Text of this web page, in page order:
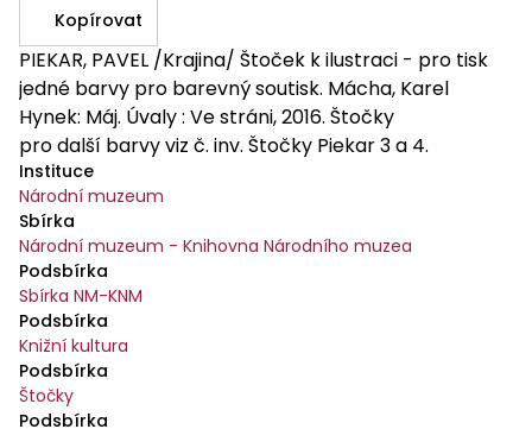
Kopírovat
PIEKAR, PAVEL /Krajina/ Štoček k ilustraci - pro tisk
jedné barvy pro barevný soutisk. Mácha, Karel
Hynek: Máj. Úvaly : Ve stráni, 2016. Štočky
pro další barvy viz č. inv. Štočky Piekar 3 a 4.
Instituce
Národní muzeum
Sbírka
Národní muzeum - Knihovna Národního muzea
Podsbírka
Sbírka NM-KNM
Podsbírka
Knižní kultura
Podsbírka
Štočky
Podsbírka